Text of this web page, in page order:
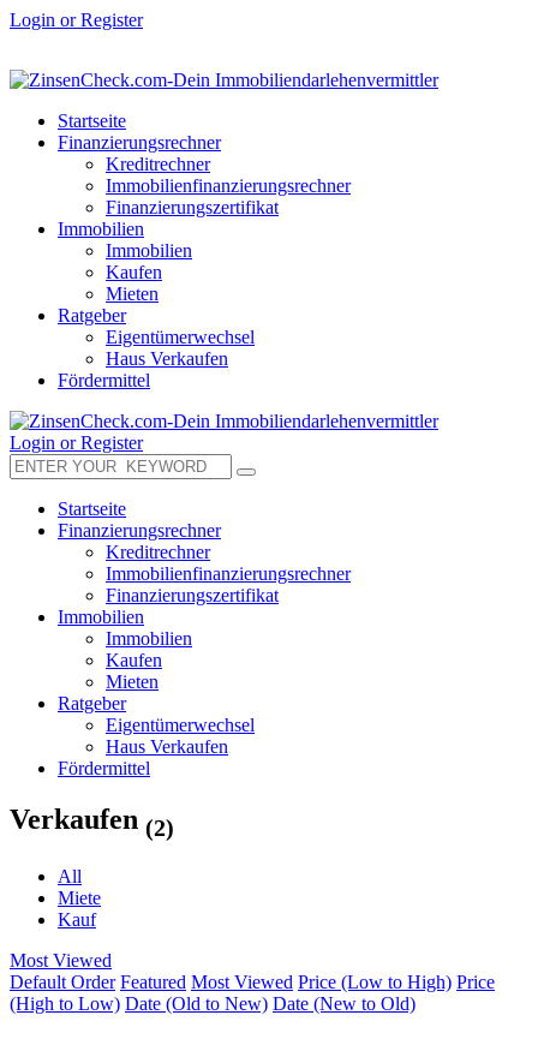
Login or Register
Startseite
Finanzierungsrechner
Kreditrechner
Immobilienfinanzierungsrechner
Finanzierungszertifikat
Immobilien
Immobilien
Kaufen
Mieten
Ratgeber
Eigentümerwechsel
Haus Verkaufen
Fördermittel
Login or Register
Startseite
Finanzierungsrechner
Kreditrechner
Immobilienfinanzierungsrechner
Finanzierungszertifikat
Immobilien
Immobilien
Kaufen
Mieten
Ratgeber
Eigentümerwechsel
Haus Verkaufen
Fördermittel
Verkaufen (2)
All
Miete
Kauf
Most Viewed
Default Order Featured Most Viewed Price (Low to High) Price
(High to Low) Date (Old to New) Date (New to Old)